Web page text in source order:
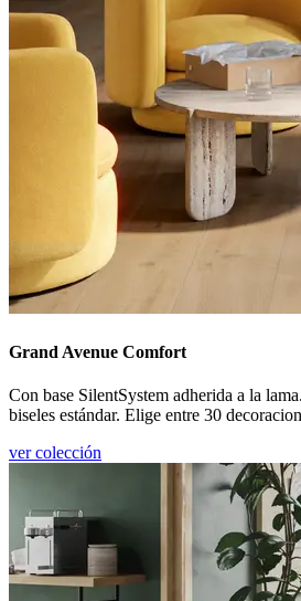
Grand Avenue Comfort
Con base SilentSystem adherida a la
biseles estándar. Elige entre 30
ver colección